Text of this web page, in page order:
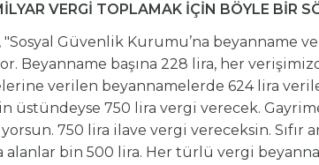
VERGİ TOPLAMAK İÇİN BÖYLE BİR
"Sosyal Güvenlik Kurumu’na beyanname
Beyanname başına 228 lira, her
verilen beyannamelerde 624 lira
üstündeyse 750 lira vergi verecek.
750 lira ilave vergi vereceksin. Sıfır
alanlar bin 500 lira. Her türlü vergi